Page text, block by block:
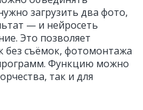
загрузить два фото,
— и нейросеть
Это позволяет
без съёмок, фотомонтажа
Функцию можно
так и для